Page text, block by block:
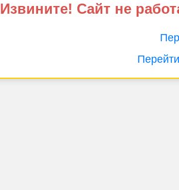
Извините! Сайт не